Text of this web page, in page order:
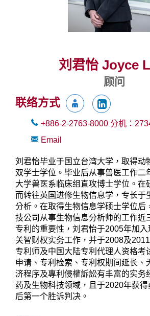
刘君怡 Joyce
顾问
联络方式
+886-2-2763-8000 分机：
Email
刘君怡毕业于国立台湾大学，取得动
双学士学位。毕业后从事兽医工作二
大学兽医系临床组直攻博士学位。在
而转往英国进修生物信息学，专长于
分析。在取得生物信息学硕士学位后
技公司从事生物信息分析师的工作近
专利的重要性，刘君怡于2005年加
关智财权实务工作，并于2008及
专利师及中国大陆专利代理人资格考
申请、专利检索、专利权期间延长、
济程序及專利侵權訴訟有丰富的实务
药及生物科技领域，且于2020年获
后第一个胜诉判决。